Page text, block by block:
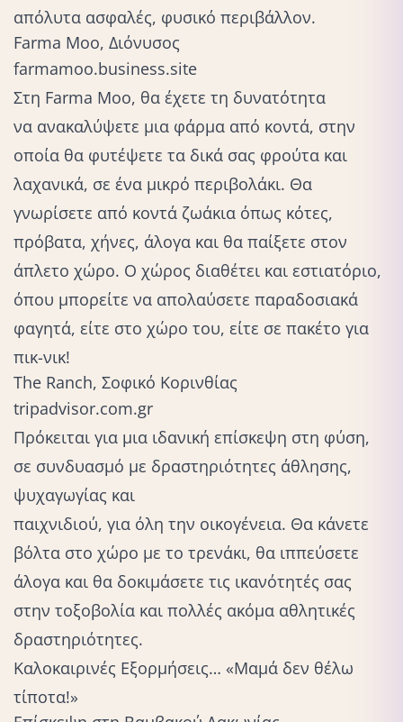
απόλυτα ασφαλές, φυσικό περιβάλλον.
Farma Moo, Διόνυσος
farmamoo.business.site
Στη Farma Moo, θα έχετε τη δυνατότητα
να ανακαλύψετε μια φάρμα από κοντά, στην
οποία θα φυτέψετε τα δικά σας φρούτα και
λαχανικά, σε ένα μικρό περιβολάκι. Θα
γνωρίσετε από κοντά ζωάκια όπως κότες,
πρόβατα, χήνες, άλογα και θα παίξετε στον
άπλετο χώρο. Ο χώρος διαθέτει και εστιατόριο,
όπου μπορείτε να απολαύσετε παραδοσιακά
φαγητά, είτε στο χώρο του, είτε σε πακέτο για
πικ-νικ!
The Ranch, Σοφικό Κορινθίας
tripadvisor.com.gr
Πρόκειται για μια ιδανική επίσκεψη στη φύση,
σε συνδυασμό με δραστηριότητες άθλησης,
ψυχαγωγίας και
παιχνιδιού, για όλη την οικογένεια. Θα κάνετε
βόλτα στο χώρο με το τρενάκι, θα ιππεύσετε
άλογα και θα δοκιμάσετε τις ικανότητές σας
στην τοξοβολία και πολλές ακόμα αθλητικές
δραστηριότητες.
Καλοκαιρινές Εξορμήσεις… «Μαμά δεν θέλω
τίποτα!»